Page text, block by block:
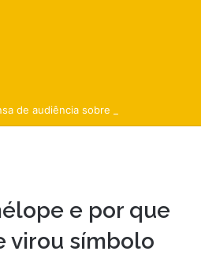
e por que
virou símbolo